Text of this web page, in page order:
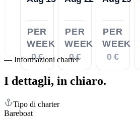
PER
WEEK
0 €
PER
WEEK
0 €
PER
WEEK
0 €
— Informazioni charter
I dettagli, in chiaro.
Tipo di charter
Bareboat